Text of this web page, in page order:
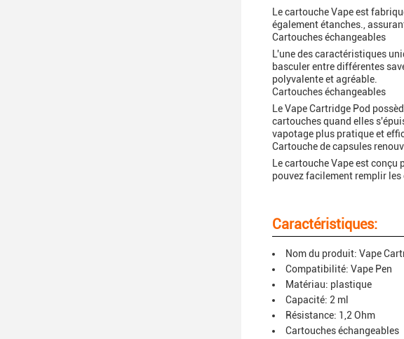
Le cartouche Vape est
également étanches.,
Cartouches échangeables
L'une des caractéristiques
basculer entre différentes
polyvalente et agréable.
Cartouches échangeables
Le Vape Cartridge Pod
cartouches quand elles
vapotage plus pratique et
Cartouche de capsules
Le cartouche Vape est
pouvez facilement remplir
Caractéristiques:
Nom du produit: Vape
Compatibilité: Vape Pen
Matériau: plastique
Capacité: 2 ml
Résistance: 1,2 Ohm
Cartouches échangeables